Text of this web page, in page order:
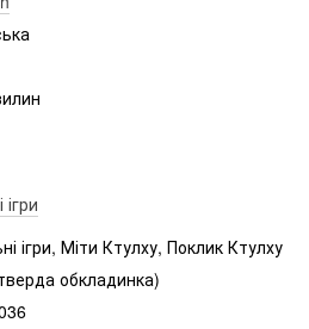
ігри, Міти Ктулху, Поклик Ктулху
обкладинка)